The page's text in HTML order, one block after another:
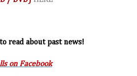
read about past news!
on Facebook